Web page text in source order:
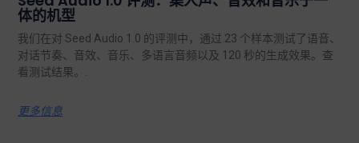
体的机型
我们在对 Seed Audio 1.0 的评测中，通过 23 个样本测试了语音、
对话节奏、音效、音乐、多语言音频以及 120 秒的生成效果。查
看测试结果。.
更多信息